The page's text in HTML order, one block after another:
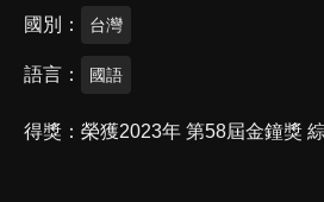
國別 台灣
語言 國語
得獎 榮獲2023年 第58屆金鐘獎